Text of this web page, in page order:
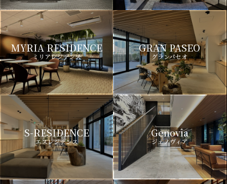
MYRIA RESIDENCE
ミリアレジデンス
GRAN PASEO
グランパセオ
S-RESIDENCE
エスレジデンス
Genovia
ジェノヴィア